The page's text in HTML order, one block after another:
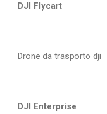
DJI Flycart
Drone da trasporto dji
DJI Enterprise